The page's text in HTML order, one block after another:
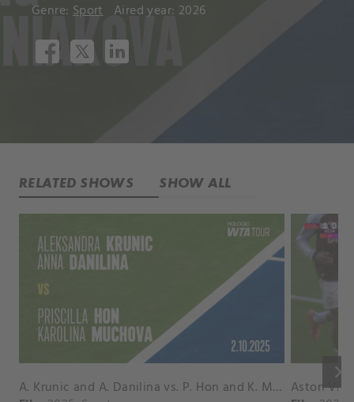
Genre: Sport Aired year: 2026
RELATED SHOWS SHOW ALL
keyboard_arrow_right
A. Krunic and A. Danilina vs. P. Hon and K. Muchova Match Highlights - BEIJING_Capital Group Diamond ( October 02, 2025)